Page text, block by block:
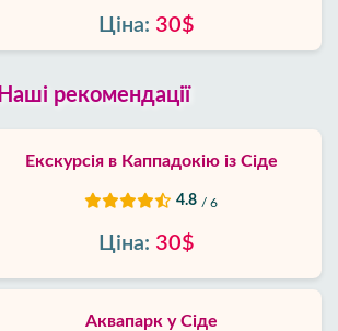
Ціна: 30$
Наші рекомендації
Екскурсія в Каппадокію із Сіде
4.8 / 6
Ціна: 30$
Аквапарк у Сіде